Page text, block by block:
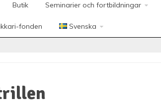
Butik Seminarier och fortbildningar
fonden Svenska